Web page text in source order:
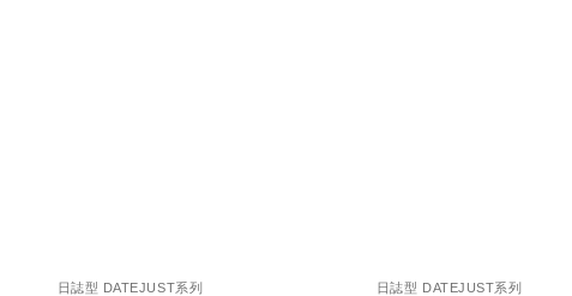
日誌型 DATEJUST系列 日誌型 DATEJUST系列